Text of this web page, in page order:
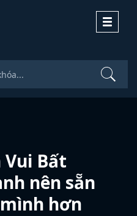
Toggle
Bất
nên sẵn
hơn